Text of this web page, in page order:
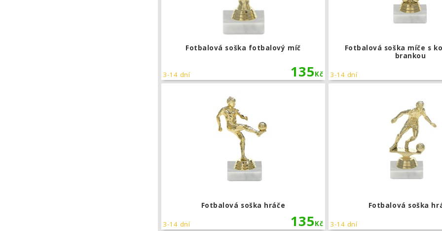
Fotbalová soška fotbalový míč
135Kč
3-14 dní
Fotbalová soška míče s
brankou
3-14 dní
Fotbalová soška hráče
135Kč
3-14 dní
Fotbalová soška
3-14 dní